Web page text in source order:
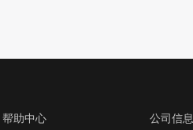
帮助中心 公司信息